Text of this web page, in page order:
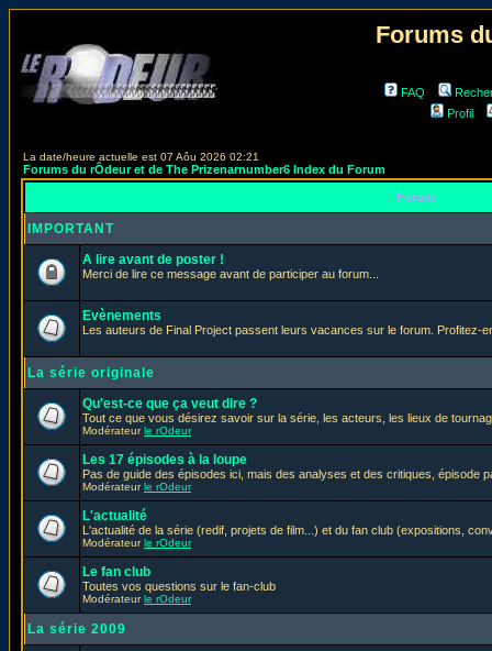
Forums
FAQ
Profil
La date/heure actuelle est 07 Aôu 2026 02:21
Forums du rÔdeur et de The Prizenarnumber6 Index du Forum
Forum
IMPORTANT
A lire avant de poster !
Merci de lire ce message avant de participer au forum...
Evènements
Les auteurs de Final Project passent leurs vacances sur le forum. Profitez-
La série originale
Qu'est-ce que ça veut dire ?
Tout ce que vous désirez savoir sur la série, les acteurs, les lieux de
Modérateurle rOdeur
Les 17 épisodes à la loupe
Pas de guide des épisodes ici, mais des analyses et des critiques, épisode
Modérateurle rOdeur
L'actualité
L'actualité de la série (redif, projets de film...) et du fan club (expositions,
Modérateurle rOdeur
Le fan club
Toutes vos questions sur le fan-club
Modérateurle rOdeur
La série 2009